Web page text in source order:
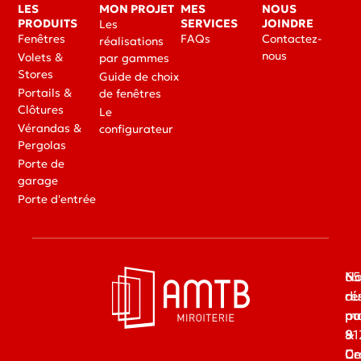
LES
PRODUITS
Fenêtres
Volets &
Stores
Portails &
Clôtures
Vérandas &
Pergolas
Porte de
garage
Porte d'entrée
MON PROJET
Les
réalisations
par gammes
Guide de choix
de fenêtres
Le
configurateur
MES
SERVICES
FAQs
NOUS
JOINDRE
Contactez-
nous
du
&